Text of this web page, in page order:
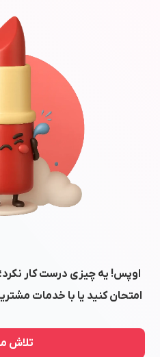
اوپس! یه چیزی درست کار نکرد؛
امتحان کنید یا با خدمات
تلاش